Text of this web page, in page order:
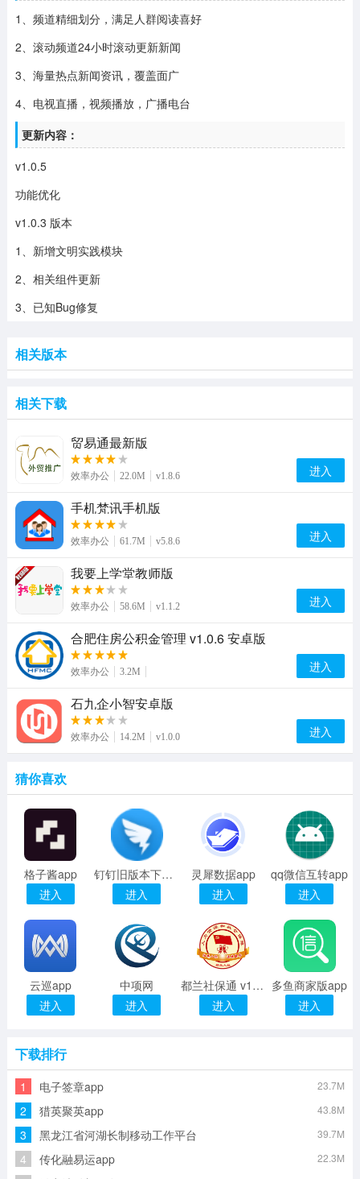
1、频道精细划分，满足人群阅读喜好
2、滚动频道24小时滚动更新新闻
3、海量热点新闻资讯，覆盖面广
4、电视直播，视频播放，广播电台
更新内容：
v1.0.5
功能优化
v1.0.3 版本
1、新增文明实践模块
2、相关组件更新
3、已知Bug修复
相关版本
相关下载
贸易通最新版
效率办公 22.0M v1.8.6 进入
手机梵讯手机版
效率办公 61.7M v5.8.6 进入
我要上学堂教师版
效率办公 58.6M v1.1.2 进入
合肥住房公积金管理 v1.0.6 安卓版
效率办公 3.2M 进入
石九企小智安卓版
效率办公 14.2M v1.0.0 进入
猜你喜欢
格子酱app
进入
钉钉旧版本下载下载
进入
灵犀数据app
进入
qq微信互转app
进入
云巡app
进入
中项网
进入
都兰社保通 v1.1 安卓版
进入
多鱼商家版app
进入
下载排行
1 电子签章app 23.7M
2 猎英聚英app 43.8M
3 黑龙江省河湖长制移动工作平台 39.7M
4 传化融易运app 22.3M